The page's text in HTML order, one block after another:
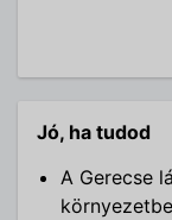
Jó, ha tudod
A Gerecse